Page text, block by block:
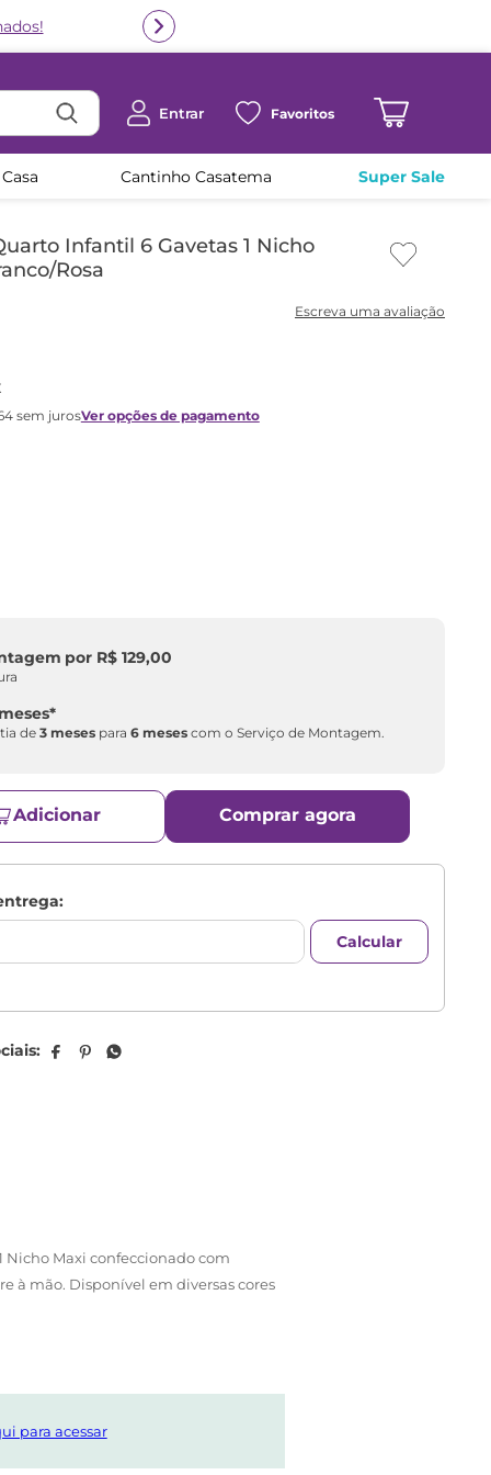
Entrar Favoritos
Cantinho Casatema Super Sale
Infantil 6 Gavetas 1 Nicho
Rosa
sem jurosVer opções de pagamento
por R$ 129,00
*
de3 meses para6 meses com o Serviço de Montagem.
Adicionar Comprar agora
Nicho Maxi confeccionado com
à mão. Disponível em diversas cores
para acessar